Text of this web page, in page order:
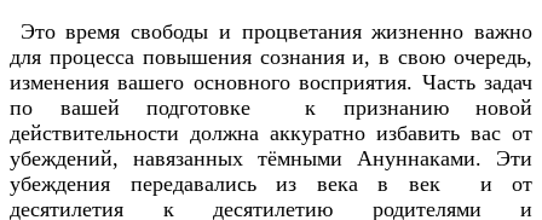
Это время свободы и процветания жизненно важно
для процесса повышения сознания и, в свою очередь,
изменения вашего основного восприятия. Часть задач
по вашей подготовке к признанию новой
действительности должна аккуратно избавить вас от
убеждений, навязанных тёмными Ануннаками. Эти
убеждения передавались из века в век и от
десятилетия к десятилетию родителями и